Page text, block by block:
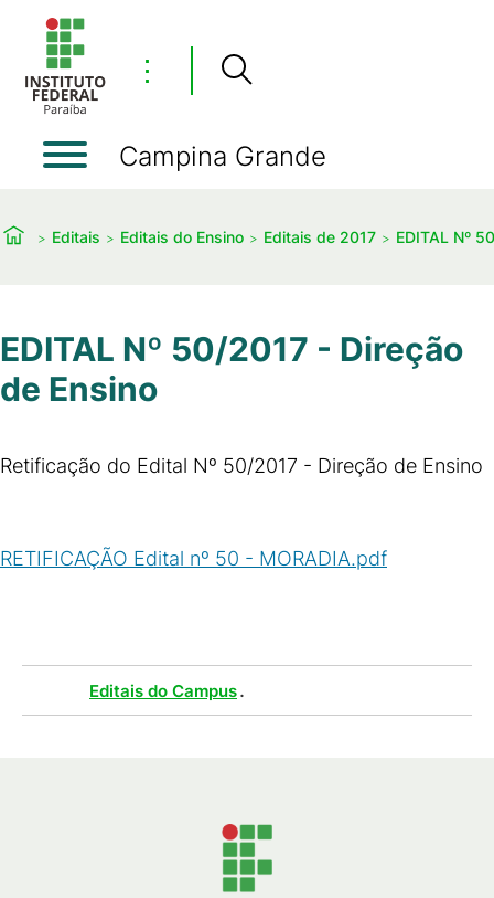
⋮
Campina Grande
Editais Editais do Ensino Editais de 2017 EDITAL Nº
EDITAL Nº 50/2017 - Direção
de Ensino
Retificação do Edital Nº 50/2017 - Direção de Ensino
RETIFICAÇÃO Edital nº 50 - MORADIA.pdf
Editais do Campus.